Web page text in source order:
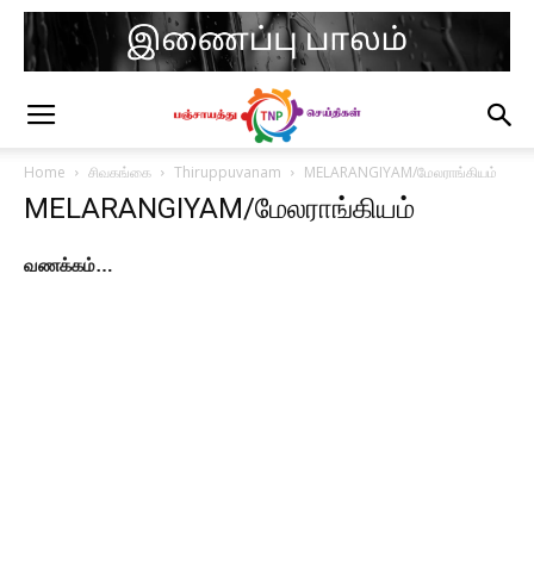
Home சிவகங்கை Thiruppuvanam MELARANGIYAM/மேலராங்கியம்
MELARANGIYAM/மேலராங்கியம்
வணக்கம்…